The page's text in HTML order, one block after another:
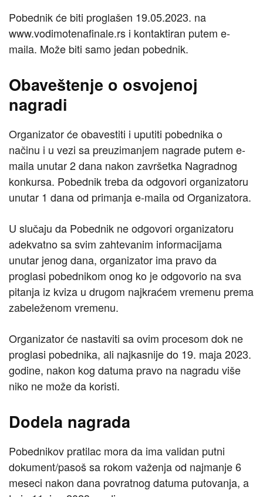
Pobednik će biti proglašen 19.05.2023. na
www.vodimotenafinale.rs i kontaktiran putem e-
maila. Može biti samo jedan pobednik.
Obaveštenje o osvojenoj
nagradi
Organizator će obavestiti i uputiti pobednika o
načinu i u vezi sa preuzimanjem nagrade putem e-
maila unutar 2 dana nakon završetka Nagradnog
konkursa. Pobednik treba da odgovori organizatoru
unutar 1 dana od primanja e-maila od Organizatora.
U slučaju da Pobednik ne odgovori organizatoru
adekvatno sa svim zahtevanim informacijama
unutar jenog dana, organizator ima pravo da
proglasi pobednikom onog ko je odgovorio na sva
pitanja iz kviza u drugom najkraćem vremenu prema
zabeleženom vremenu.
Organizator će nastaviti sa ovim procesom dok ne
proglasi pobednika, ali najkasnije do 19. maja 2023.
godine, nakon kog datuma pravo na nagradu više
niko ne može da koristi.
Dodela nagrada
Pobednikov pratilac mora da ima validan putni
dokument/pasoš sa rokom važenja od najmanje 6
meseci nakon dana povratnog datuma putovanja, a